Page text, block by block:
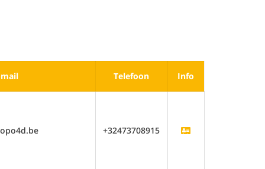
mail Telefoon Info
+32473708915